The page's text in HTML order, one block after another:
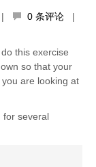
0 条评论 |
this exercise
so that your
are looking at
for several